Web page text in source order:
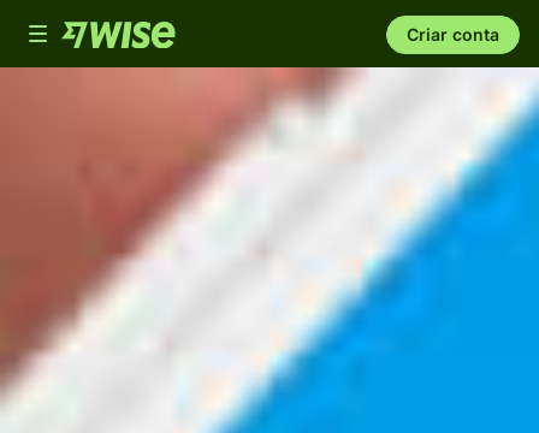
Toggle
navigation
Criar conta